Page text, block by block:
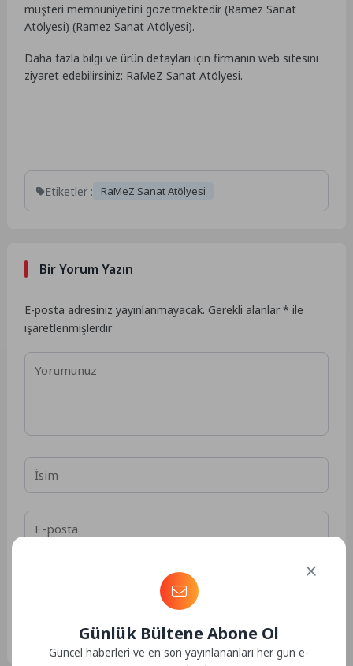
müşteri memnuniyetini gözetmektedir​ (Ramez Sanat
Atölyesi) (Ramez Sanat Atölyesi)​.
Daha fazla bilgi ve ürün detayları için firmanın web sitesini
ziyaret edebilirsiniz: RaMeZ Sanat Atölyesi.
Etiketler : RaMeZ Sanat Atölyesi
Bir Yorum Yazın
E-posta adresiniz yayınlanmayacak. Gerekli alanlar* ile
işaretlenmişlerdir
Daha sonraki yorumlarımda kullanılması için adım, e-
posta adresim ve site adresim bu tarayıcıya kaydedilsin.
GÖNDERGünlük Bültene Abone Ol
Güncel haberleri ve en son yayınlananları her gün e-